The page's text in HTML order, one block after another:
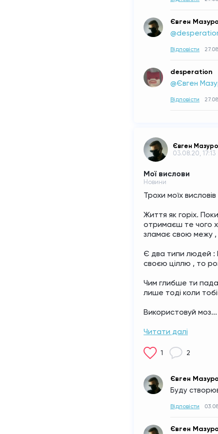
Євген
Відповісти
desperation
@Євген
Відповісти
Євген
03.08.20, 17:13
Мої вислови
Новини
Трохи моїх висловів
Життя як горіх.
отримаєш те чого
зламає свою межу ,
Є два типи людей :
своєю ціллю , то
Чим глибше ти
лише тоді коли
Використовуй моз...
Читати далі
1 2
Євген
Буду
Відповісти
Євген